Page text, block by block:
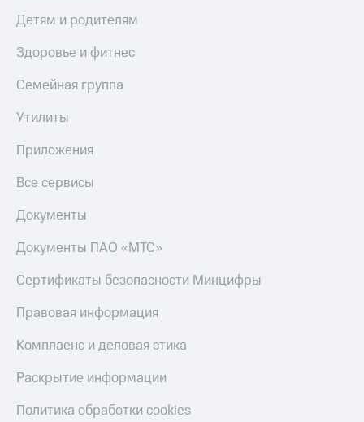
Детям и родителям
Здоровье и фитнес
Семейная группа
Утилиты
Приложения
Все сервисы
Документы
Документы ПАО «МТС»
Сертификаты безопасности Минцифры
Правовая информация
Комплаенс и деловая этика
Раскрытие информации
Политика обработки cookies